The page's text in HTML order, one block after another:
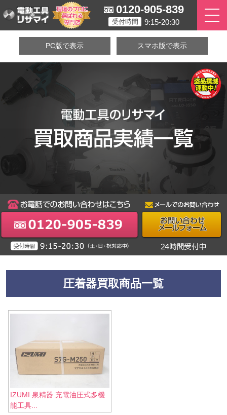
0120-905-839
受付時間 9:15-20:30
PC版で表示 スマホ版で表示
圧着器買取商品一覧
IZUMI 泉精器 充電油圧式多機
能工具...